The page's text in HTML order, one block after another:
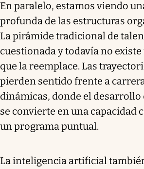
En paralelo, estamos viendo
profunda de las estructuras
La pirámide tradicional de
cuestionada y todavía no
que la reemplace. Las
pierden sentido frente a
dinámicas, donde el desarrollo
se convierte en una capacidad
un programa puntual.
La inteligencia artificial